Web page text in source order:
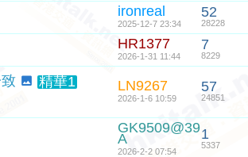
ironreal
2025-12-7 23:34
52
28228
HR1377
2026-1-31 11:44
7
8229
精華1
LN9267
2026-1-6 10:59
57
24851
GK9509@39
A
2026-2-2 07:54
1
5337